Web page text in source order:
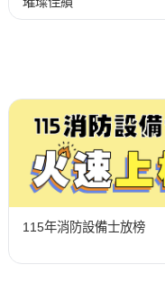
115年消防設備士放榜